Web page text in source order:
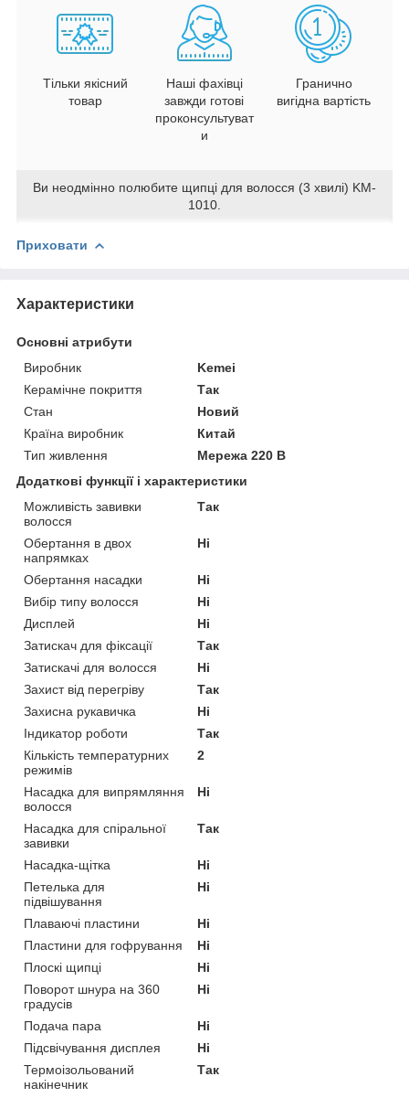
Тільки якісний
товар
Наші фахівці
завжди готові
проконсультуват
и
Гранично
вигідна вартість
Ви неодмінно полюбите щипці для волосся (3 хвилі) KM-
1010.
Приховати
Характеристики
Основні атрибути
Виробник
Kemei
Керамічне покриття
Так
Стан
Новий
Країна виробник
Китай
Тип живлення
Мережа 220 В
Додаткові функції і характеристики
Можливість завивки
волосся
Так
Обертання в двох
напрямках
Ні
Обертання насадки
Ні
Вибір типу волосся
Ні
Дисплей
Ні
Затискач для фіксації
Так
Затискачі для волосся
Ні
Захист від перегріву
Так
Захисна рукавичка
Ні
Індикатор роботи
Так
Кількість температурних
режимів
2
Насадка для випрямляння
волосся
Ні
Насадка для спіральної
завивки
Так
Насадка-щітка
Ні
Петелька для
підвішування
Ні
Плаваючі пластини
Ні
Пластини для гофрування
Ні
Плоскі щипці
Ні
Поворот шнура на 360
градусів
Ні
Подача пара
Ні
Підсвічування дисплея
Ні
Термоізольований
накінечник
Так